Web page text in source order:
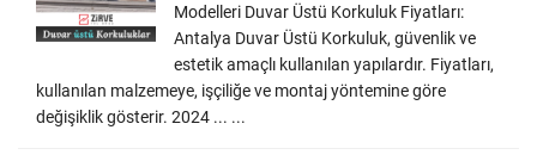
Modelleri Duvar Üstü Korkuluk Fiyatları:
Antalya Duvar Üstü Korkuluk, güvenlik ve
estetik amaçlı kullanılan yapılardır. Fiyatları,
kullanılan malzemeye, işçiliğe ve montaj yöntemine göre
değişiklik gösterir. 2024 ... ...